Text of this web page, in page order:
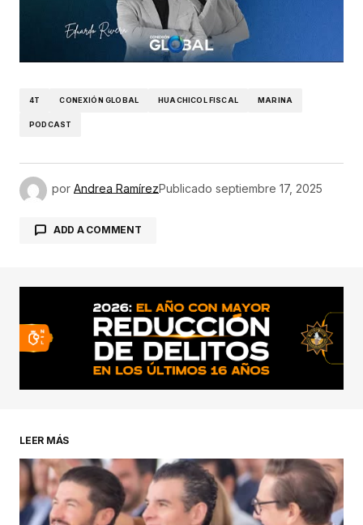
4T CONEXIÓN GLOBAL HUACHICOL FISCAL MARINA
PODCAST
por Andrea RamírezPublicado septiembre 17, 2025
ADD A COMMENT
conectado
LEER MÁS